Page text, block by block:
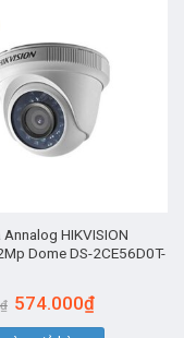
HIKVISION
Dome DS-2CE56D0T-
₫ Giá
gốc
là:
574.000₫Giá
tại